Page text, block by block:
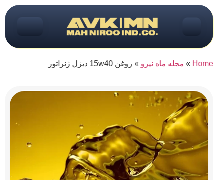
Home
» مجله ماه نیرو » روغن 15w40 دیزل ژنراتور